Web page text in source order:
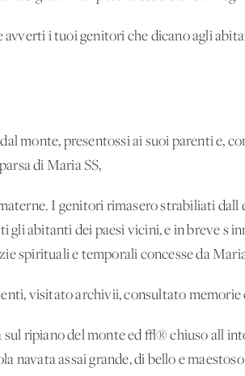
avverti i tuoi genitori che dicano agli
monte, presentossi ai suoi parenti e,
di Maria SS,
I genitori rimasero strabiliati
gli abitanti dei paesi vicini, e in breve
spirituali e temporali concesse da
visitato archivii, consultato memorie
sul ripiano del monte ed √® chiuso
navata assai grande, di bello e